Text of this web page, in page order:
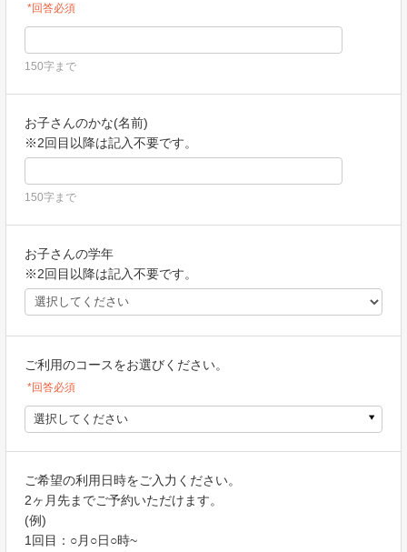
*回答必須
150字まで
お子さんのかな(名前)
※2回目以降は記入不要です。
150字まで
お子さんの学年
※2回目以降は記入不要です。
ご利用のコースをお選びください。
*回答必須
選択してください
ご希望の利用日時をご入力ください。
2ヶ月先までご予約いただけます。
(例)
1回目：○月○日○時~